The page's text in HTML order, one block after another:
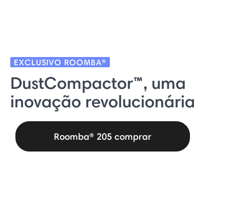
EXCLUSIVO ROOMBA®
DustCompactor™, uma
inovação revolucionária
Roomba® 205 comprar